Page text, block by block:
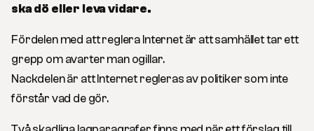
ska dö eller leva vidare.
Fördelen med att reglera Internet är att samhället tar ett
grepp om avarter man ogillar.
Nackdelen är att Internet regleras av politiker som inte
förstår vad de gör.